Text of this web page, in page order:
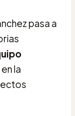
pasa a
la